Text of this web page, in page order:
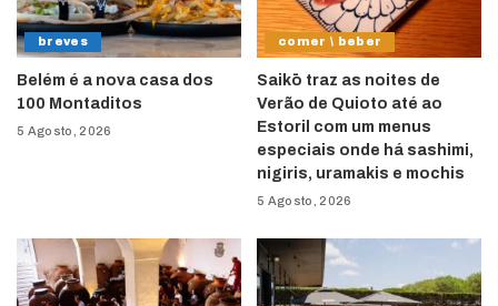
breves
Belém é a nova casa dos
100 Montaditos
5 Agosto, 2026
comer \ beber
Saikō traz as noites de
Verão de Quioto até ao
Estoril com um menus
especiais onde há sashimi,
nigiris, uramakis e mochis
5 Agosto, 2026